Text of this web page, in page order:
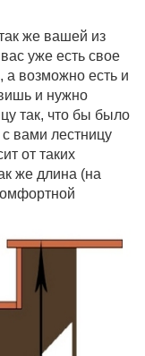
же вашей из
уже есть свое
а возможно есть и
и нужно
так, что бы было
вами лестницу
от таких
же длина (на